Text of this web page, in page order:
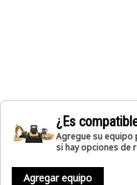
¿Es
Agregue su equipo
si hay opciones de
Agregar equipo